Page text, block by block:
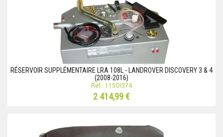
RÉSERVOIR SUPPLÉMENTAIRE LRA 108L - LANDROVER DISCOVERY 3 & 4
(2008-2016)
Réf.: 115OI374
2 414,99 €